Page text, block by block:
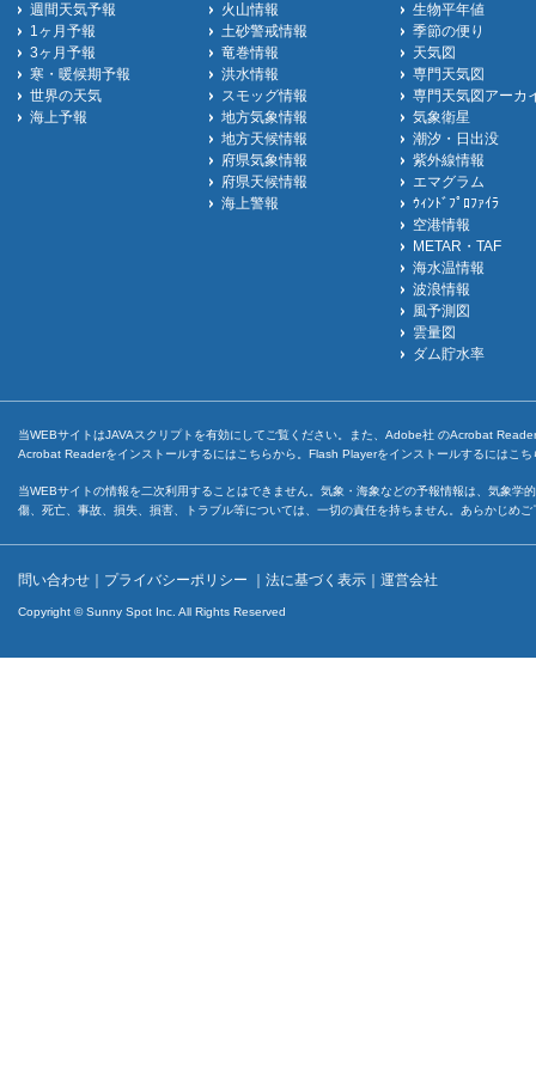
週間天気予報
1ヶ月予報
3ヶ月予報
寒・暖候期予報
世界の天気
海上予報
火山情報
土砂警戒情報
竜巻情報
洪水情報
スモッグ情報
地方気象情報
地方天候情報
府県気象情報
府県天候情報
海上警報
生物平年値
季節の便り
天気図
専門天気図
専門天気図アーカ
気象衛星
潮汐・日出没
紫外線情報
エマグラム
ｳｨﾝﾄﾞﾌﾟﾛﾌｧｲﾗ
空港情報
METAR・TAF
海水温情報
波浪情報
風予測図
雲量図
ダム貯水率
当WEBサイトはJAVAスクリプトを有効にしてご覧ください。また、Adobe社 のAcrobat
Acrobat Readerをインストールするには こちらから。Flash Playerをインストールするには こち
当WEBサイトの情報を二次利用することはできません。気象・海象などの予報情報は、気象
傷、死亡、事故、損失、損害、トラブル等については、一切の責任を持ちません。あらかじめ
問い合わせ ｜ プライバシーポリシー ｜ 法に基づく表示 ｜ 運営会社
Copyright © Sunny Spot Inc. All Rights Reserved